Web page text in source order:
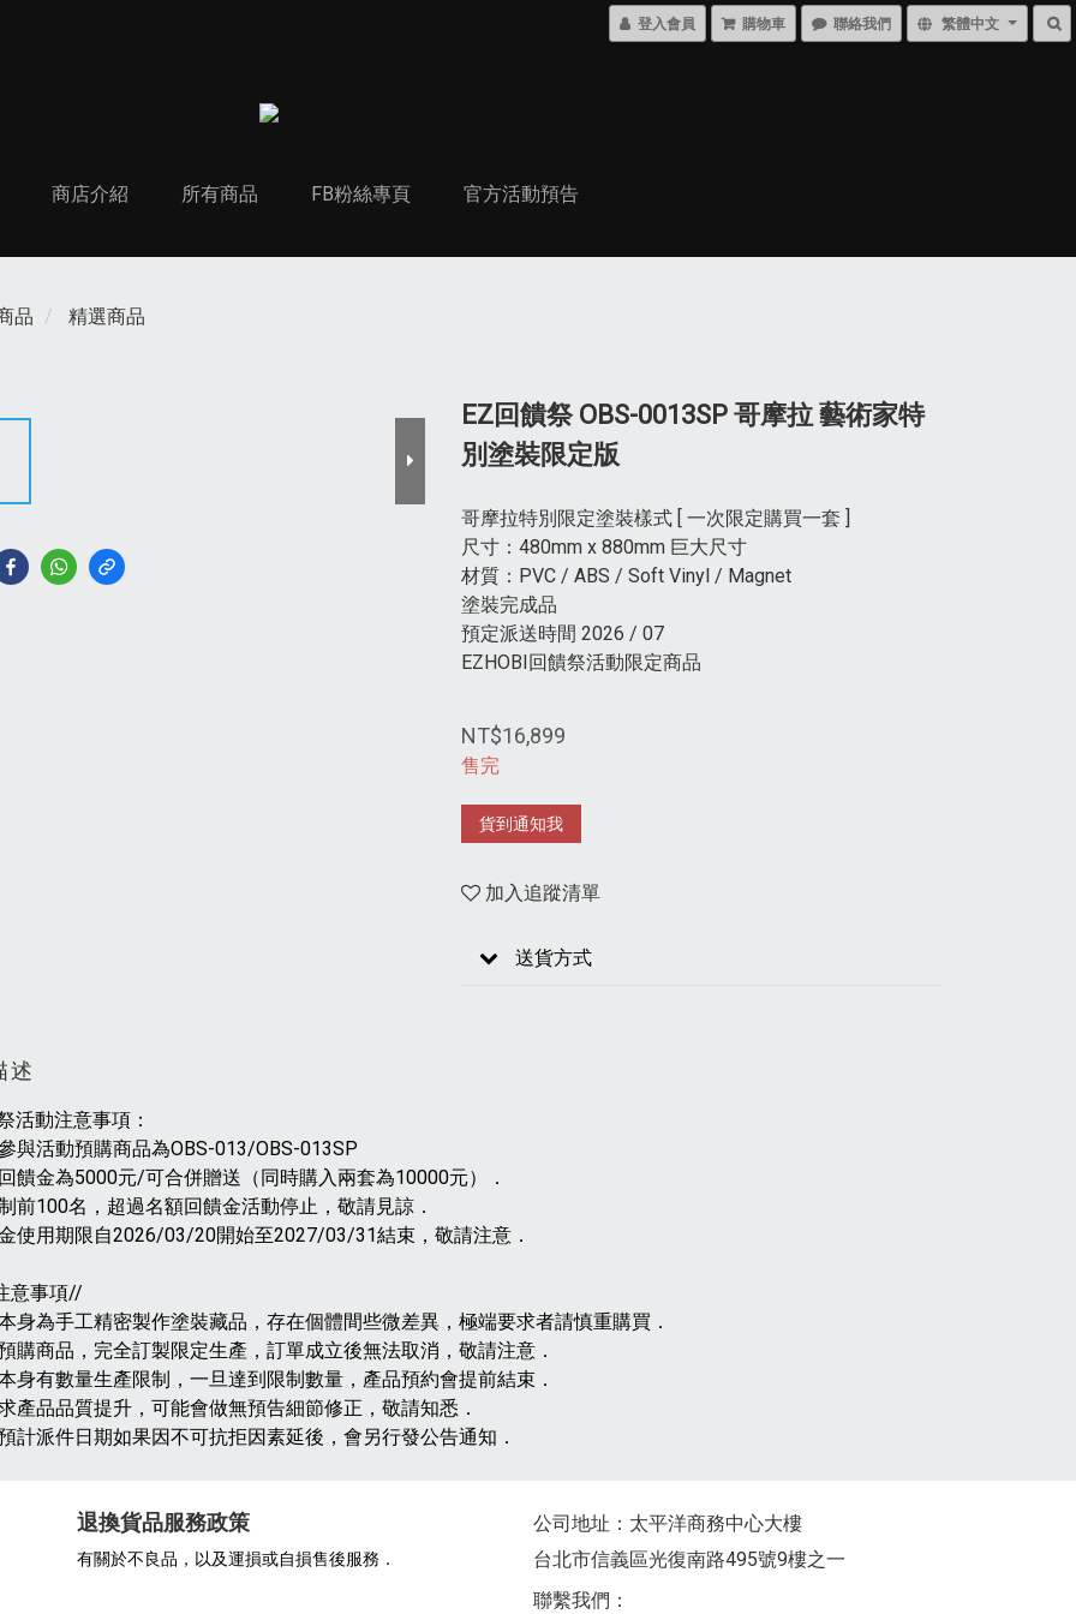
登入會員 購物車 聯絡我們 繁體中文
商店介紹 所有商品 FB粉絲專頁 官方活動預告
品 精選商品
EZ回饋祭 OBS-0013SP 哥摩拉 藝術家特
別塗裝限定版
哥摩拉特別限定塗裝樣式 [ 一次限定購買一套 ]
尺寸：480mm x 880mm 巨大尺寸
材質：PVC / ABS / Soft Vinyl / Magnet
塗裝完成品
預定派送時間 2026 / 07
EZHOBI回饋祭活動限定商品
NT$16,899
售完
貨到通知我
加入追蹤清單
送貨方式
述
活動注意事項：
與活動預購商品為OBS-013/OBS-013SP
饋金為5000元/可合併贈送（同時購入兩套為10000元）．
前100名，超過名額回饋金活動停止，敬請見諒．
使用期限自2026/03/20開始至2027/03/31結束，敬請注意．
意事項//
身為手工精密製作塗裝藏品，存在個體間些微差異，極端要求者請慎重購買．
購商品，完全訂製限定生產，訂單成立後無法取消，敬請注意．
身有數量生產限制，一旦達到限制數量，產品預約會提前結束．
產品品質提升，可能會做無預告細節修正，敬請知悉．
計派件日期如果因不可抗拒因素延後，會另行發公告通知．
退換貨品服務政策
有關於不良品，以及運損或自損售後服務．
公司地址：太平洋商務中心大樓
台北市信義區光復南路495號9樓之一
聯繫我們：